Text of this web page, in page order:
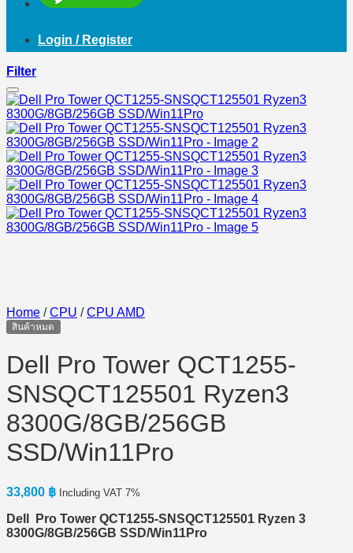
Login / Register
Filter
Home / CPU / CPU AMD
สินค้าหมด
Dell Pro Tower QCT1255-
SNSQCT125501 Ryzen3
8300G/8GB/256GB
SSD/Win11Pro
33,800 ฿ Including VAT 7%
Dell Pro Tower QCT1255-SNSQCT125501 Ryzen 3
8300G/8GB/256GB SSD/Win11Pro